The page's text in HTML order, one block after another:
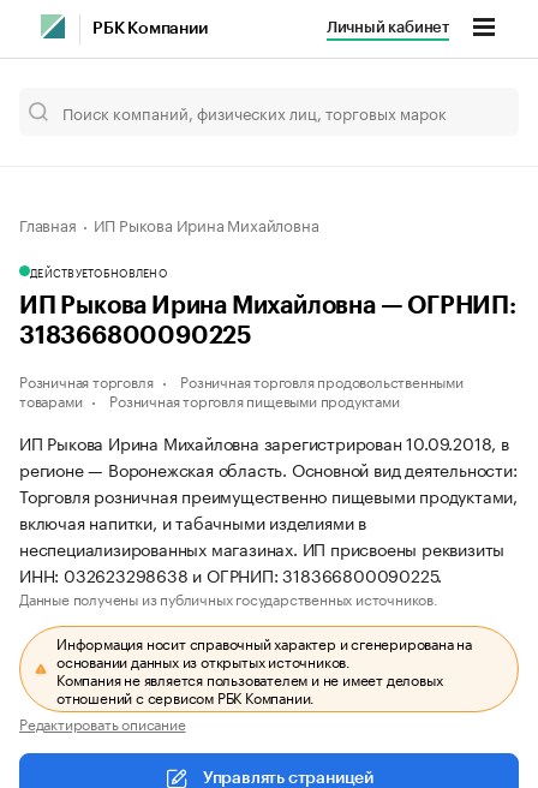
РБК Компании Личный кабинет
Главная ИП Рыкова Ирина Михайловна
ДЕЙСТВУЕТОБНОВЛЕНО
ИП Рыкова Ирина Михайловна — ОГРНИП:
318366800090225
Розничная торговля
Розничная торговля продовольственными
товарами
Розничная торговля пищевыми продуктами
ИП Рыкова Ирина Михайловна зарегистрирован 10.09.2018, в
регионе — Воронежская область. Основной вид деятельности:
Торговля розничная преимущественно пищевыми продуктами,
включая напитки, и табачными изделиями в
неспециализированных магазинах. ИП присвоены реквизиты
ИНН: 032623298638 и ОГРНИП: 318366800090225.
Данные получены из публичных государственных источников.
Информация носит справочный характер и сгенерирована на
основании данных из открытых источников.
Компания не является пользователем и не имеет деловых
отношений с сервисом РБК Компании.
Редактировать описание
Управлять страницей